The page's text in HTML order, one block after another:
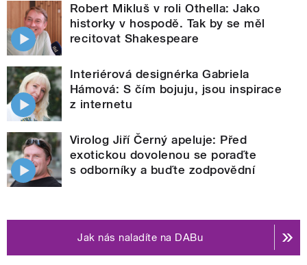
Robert Mikluš v roli Othella: Jako
historky v hospodě. Tak by se měl
recitovat Shakespeare
Interiérová designérka Gabriela
Hámová: S čím bojuju, jsou inspirace
z internetu
Virolog Jiří Černý apeluje: Před
exotickou dovolenou se poraďte
s odborníky a buďte zodpovědní
Jak nás naladíte na DABu